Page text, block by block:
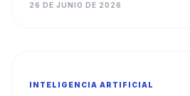
26 DE JUNIO DE 2026
INTELIGENCIA ARTIFICIAL